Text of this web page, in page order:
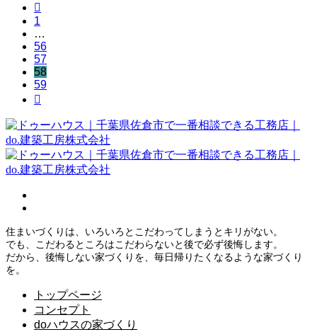

1
…
56
57
58
59

住まいづくりは、いろいろとこだわってしまうとキリがない。
でも、こだわるところはこだわらないと後で必ず後悔します。
だから、後悔しない家づくりを、毎日帰りたくなるような家づくり
を。
トップページ
コンセプト
doハウスの家づくり